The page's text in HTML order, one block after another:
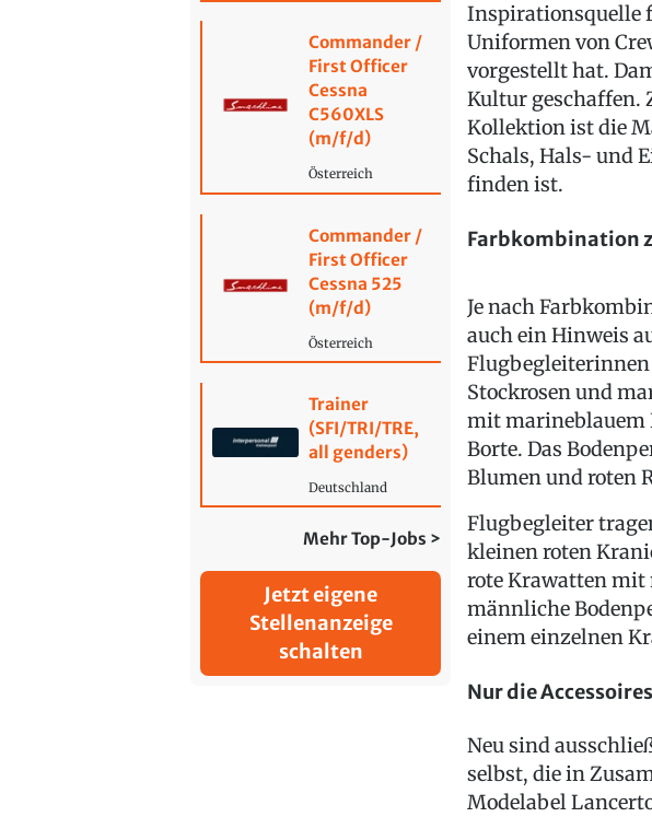
Commander /
First Officer
Cessna
C560XLS
(m/f/d)
Österreich
Commander /
First Officer
Cessna 525
(m/f/d)
Österreich
Trainer
(SFI/TRI/TRE,
all genders)
Deutschland
Mehr Top-Jobs >
Jetzt eigene
Stellenanzeige
schalten
Inspirationsquelle
Uniformen von
vorgestellt hat.
Kultur geschaffen.
Kollektion ist die
Schals, Hals- und
finden ist.
Farbkombination
Je nach
auch ein Hinweis
Stockrosen und
mit marineblauem
Borte. Das
Blumen und roten
Flugbegleiter
kleinen roten
rote Krawatten mit
männliche
einem einzelnen
Nur die
Neu sind
selbst, die in
Modelabel